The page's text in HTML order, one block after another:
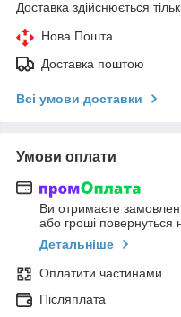
Доставка здійснюється
Нова Пошта
Доставка поштою
Всі умови доставки
Умови оплати
Ви отримаєте
або гроші повернуться
Детальніше
Оплатити частинами
Післяплата